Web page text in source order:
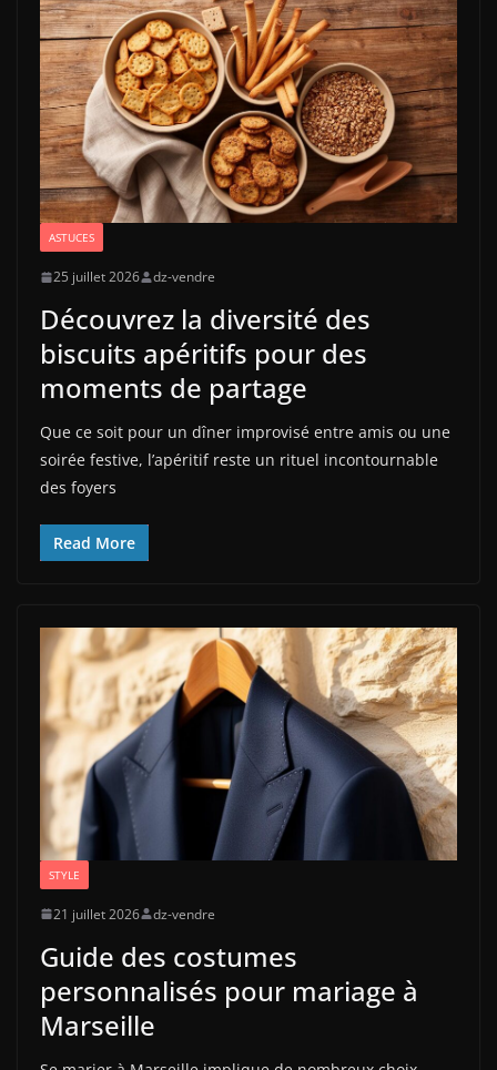
ASTUCES
25 juillet 2026 dz-vendre
Découvrez la diversité des
biscuits apéritifs pour des
moments de partage
Que ce soit pour un dîner improvisé entre amis ou une
soirée festive, l’apéritif reste un rituel incontournable
des foyers
Read More
STYLE
21 juillet 2026 dz-vendre
Guide des costumes
personnalisés pour mariage à
Marseille